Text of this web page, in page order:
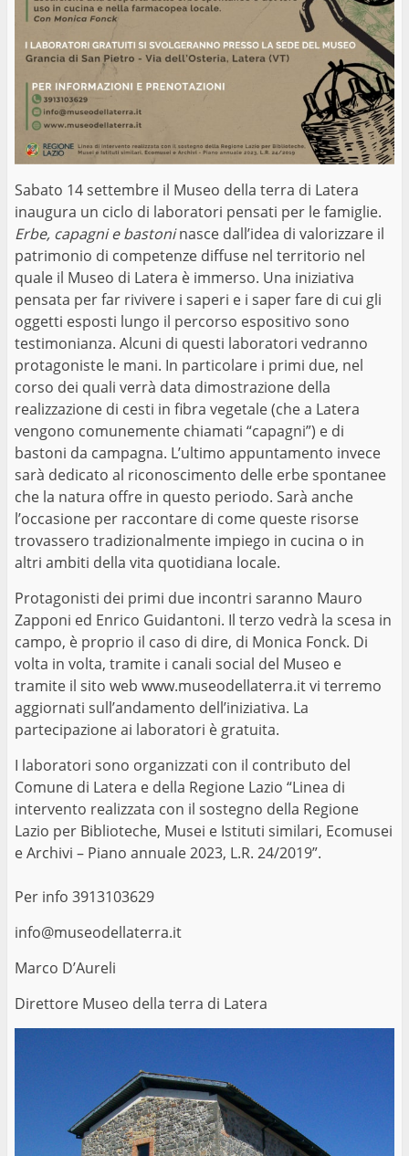
Sabato 14 settembre il Museo della terra di Latera
inaugura un ciclo di laboratori pensati per le famiglie.
Erbe, capagni e bastoninasce dall’idea di valorizzare il
patrimonio di competenze diffuse nel territorio nel
quale il Museo di Latera è immerso. Una iniziativa
pensata per far rivivere i saperi e i saper fare di cui gli
oggetti esposti lungo il percorso espositivo sono
testimonianza. Alcuni di questi laboratori vedranno
protagoniste le mani. In particolare i primi due, nel
corso dei quali verrà data dimostrazione della
realizzazione di cesti in fibra vegetale (che a Latera
vengono comunemente chiamati “capagni”) e di
bastoni da campagna. L’ultimo appuntamento invece
sarà dedicato al riconoscimento delle erbe spontanee
che la natura offre in questo periodo. Sarà anche
l’occasione per raccontare di come queste risorse
trovassero tradizionalmente impiego in cucina o in
altri ambiti della vita quotidiana locale.
Protagonisti dei primi due incontri saranno Mauro
Zapponi ed Enrico Guidantoni. Il terzo vedrà la scesa in
campo, è proprio il caso di dire, di Monica Fonck. Di
volta in volta, tramite i canali social del Museo e
tramite il sito web www.museodellaterra.itvi terremo
aggiornati sull’andamento dell’iniziativa. La
partecipazione ai laboratori è gratuita.
I laboratori sono organizzati con il contributo del
Comune di Latera e della Regione Lazio “Linea di
intervento realizzata con il sostegno della Regione
Lazio per Biblioteche, Musei e Istituti similari, Ecomusei
e Archivi – Piano annuale 2023, L.R. 24/2019”.
Per info 3913103629
info@museodellaterra.it
Marco D’Aureli
Direttore Museo della terra di Latera